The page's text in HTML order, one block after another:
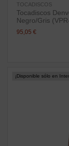
TOCADISCOS
Tocadiscos
Negro/Gris
95,05 €
¡Disponible sólo en